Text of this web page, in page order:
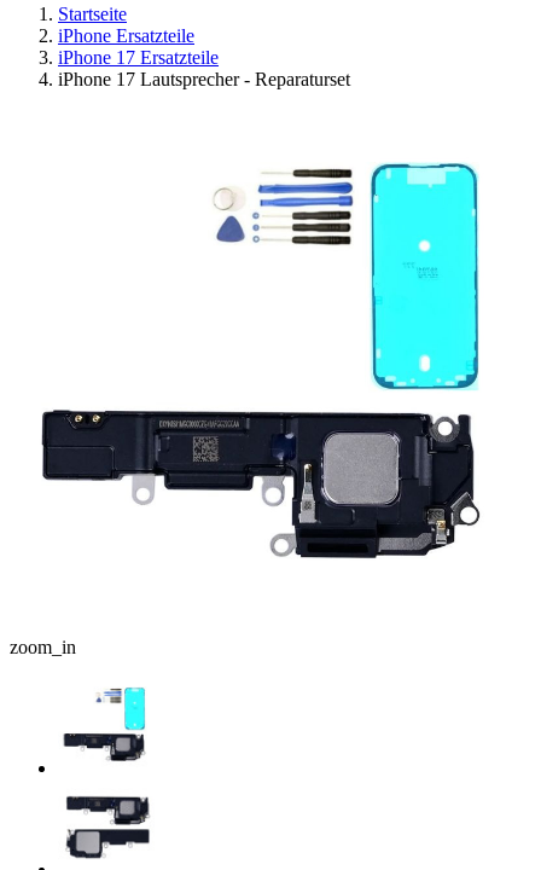
Startseite
iPhone Ersatzteile
iPhone 17 Ersatzteile
iPhone 17 Lautsprecher - Reparaturset
zoom_in